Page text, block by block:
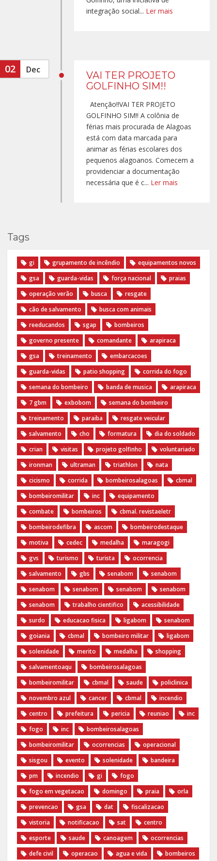
integração social... Ler mais
02 Dec
VAI TER PROJETO
GOLFINHO SIM!!
Atenção!!VAI TER PROJETO
GOLFINHO SIM!! A colônia de
férias mais procurada de Alagoas
está com data marcada para
animar as férias escolares dos
pequenos alagoanos. Comecem a
providenciar a documentação
necessária que é c... Ler mais
Tags
gi grupamento de incêndio
equipamentos novos
gsa
guarda-vidas força nacional
praias
operação verão
busca
resgate
cão de salvamento
busca com animais
reeducandos
sgap
bombeiros
governo presente
comandante
arapiraca
gsa
treinamento
embarcacoes
guarda-vidas
patio shopping
corrida do fogo
semana do bombeiro
banda de musica
arapiraca
7 gbm
exbobom
semana do bombeiro
treinamento
paraiba
resgate veicular
salvamento
cho formatura
dia do soldado
crian
visitas projeto golfinho
voluntariado
ironman
ultraman triathlon
nata
cicismo
corrida bombeirosalagoas
cbmal
bombeiromilitar
inc
equipamento
combate
bombeiros
cbmal. revistaeletr
bombeirodefibra
ascom
bombeirodestaque
motiva
cedec medalha
maragogi
gvs
turismo turista
ocorrencia
salvamento
gbs senabom
senabom
senabom
senabom senabom
senabom
senabom
trabalho cientifico
acessibilidade
surdo
educacao fisica ligabom
senabom
goiania
cbmal bombeiro militar
ligabom
solenidade
merito medalha
shopping
salvamentoaqu
bombeirosalagoas
bombeiromilitar
cbmal saude
policlinica
novembro azul
cancer cbmal
incendio
centro
prefeitura pericia reuniao
inc
fogo
inc
bombeirosalagoas
bombeiromilitar
ocorrencias
operacional
sisgou
evento solenidade
bandeira
pm
incendio gi
fogo
fogo em vegetacao
domingo praia
orla
prevencao
gsa dat
fiscalizacao
vistoria
notificacao sat
centro
esporte
saude canoagem
ocorrencias
defe civil
operacao agua e vida bombeiros